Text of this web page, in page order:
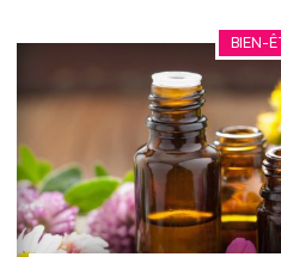
BIEN-